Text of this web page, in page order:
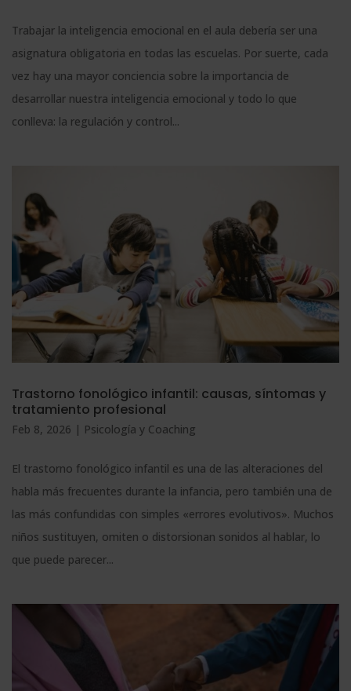
Trabajar la inteligencia emocional en el aula debería ser una
asignatura obligatoria en todas las escuelas. Por suerte, cada
vez hay una mayor conciencia sobre la importancia de
desarrollar nuestra inteligencia emocional y todo lo que
conlleva: la regulación y control...
Trastorno fonológico infantil: causas, síntomas y
tratamiento profesional
Feb 8, 2026 | Psicología y Coaching
El trastorno fonológico infantil es una de las alteraciones del
habla más frecuentes durante la infancia, pero también una de
las más confundidas con simples «errores evolutivos». Muchos
niños sustituyen, omiten o distorsionan sonidos al hablar, lo
que puede parecer...